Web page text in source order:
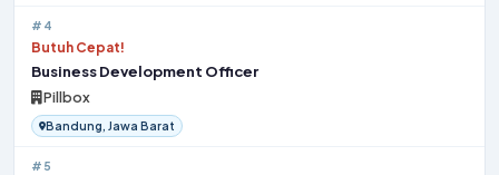
#4
Butuh Cepat!
Business Development Officer
Pillbox
Bandung, Jawa Barat
#5